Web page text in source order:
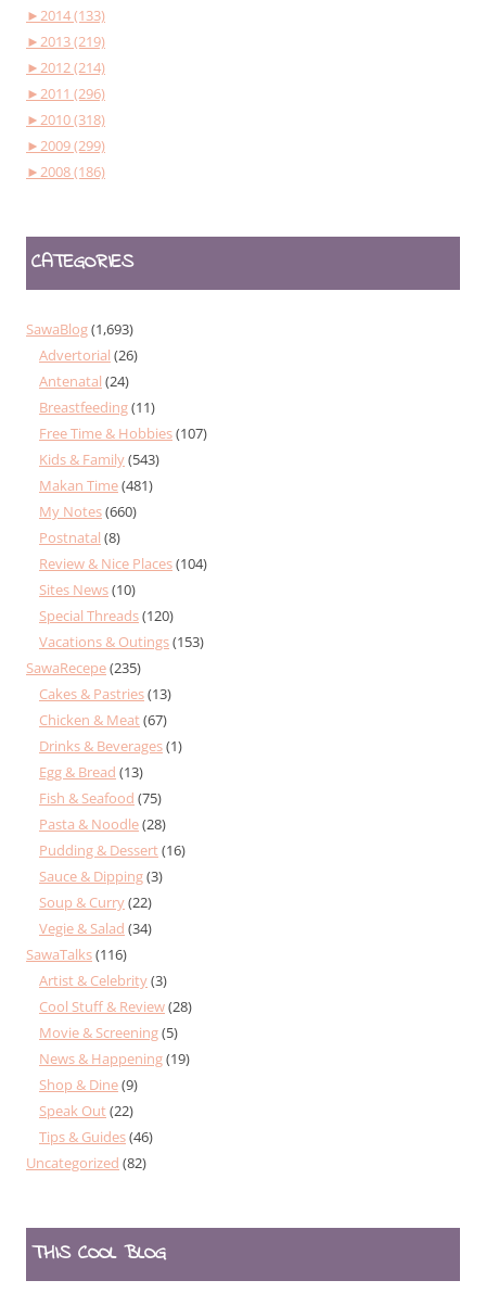
►2014 (133)
►2013 (219)
►2012 (214)
►2011 (296)
►2010 (318)
►2009 (299)
►2008 (186)
CATEGORIES
SawaBlog(1,693)
Advertorial (26)
Antenatal (24)
Breastfeeding(11)
Free Time & Hobbies(107)
Kids & Family(543)
Makan Time(481)
My Notes(660)
Postnatal (8)
Review & Nice Places(104)
Sites News(10)
Special Threads(120)
Vacations & Outings(153)
SawaRecepe(235)
Cakes & Pastries(13)
Chicken & Meat(67)
Drinks & Beverages(1)
Egg & Bread (13)
Fish & Seafood (75)
Pasta & Noodle(28)
Pudding & Dessert(16)
Sauce & Dipping(3)
Soup & Curry(22)
Vegie & Salad (34)
SawaTalks(116)
Artist & Celebrity(3)
Cool Stuff & Review(28)
Movie & Screening(5)
News & Happening(19)
Shop & Dine(9)
Speak Out(22)
Tips & Guides(46)
Uncategorized (82)
THIS COOL BLOG